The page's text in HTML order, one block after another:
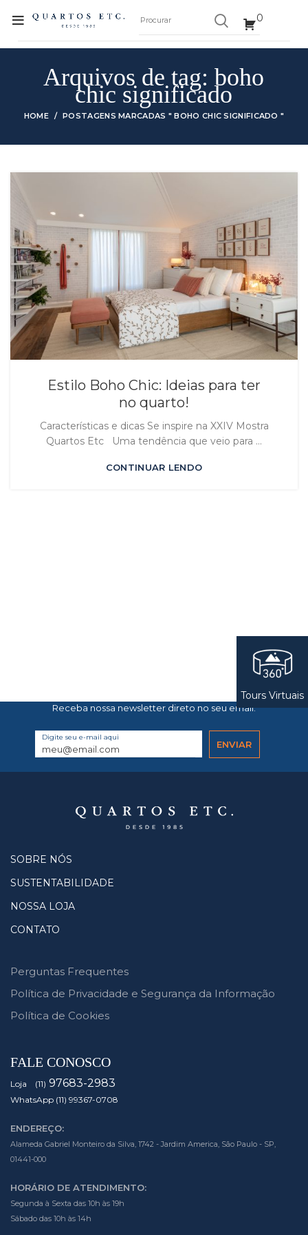
0
Arquivos de tag: boho
chic significado
HOME POSTAGENS MARCADAS " BOHO CHIC SIGNIFICADO "
Estilo Boho Chic: Ideias para ter
no quarto!
Características e dicas Se inspire na XXIV Mostra
Quartos Etc Uma tendência que veio para ...
CONTINUAR LENDO
Receba nossa newsletter direto no seu email.
Digite seu e-mail aqui
SOBRE NÓS
SUSTENTABILIDADE
NOSSA LOJA
CONTATO
Perguntas Frequentes
Política de Privacidade e Segurança da Informação
Política de Cookies
FALE CONOSCO
Loja (11) 97683-2983
WhatsApp (11) 99367-0708
ENDEREÇO:
Alameda Gabriel Monteiro da Silva, 1742 - Jardim America, São Paulo - SP,
01441-000
HORÁRIO DE ATENDIMENTO:
Segunda à Sexta das 10h às 19h
Sábado das 10h às 14h
Tours Virtuais